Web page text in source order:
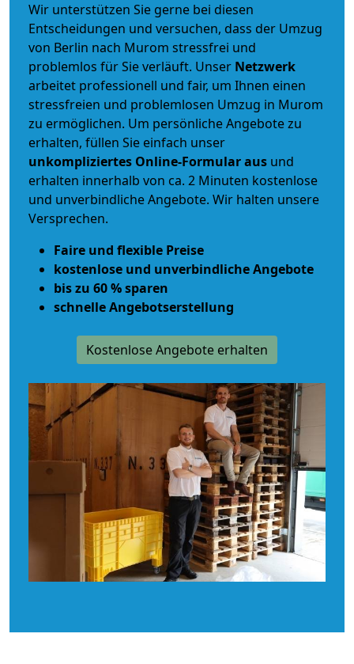
Wir unterstützen Sie gerne bei diesen
Entscheidungen und versuchen, dass der Umzug
von Berlin nach Murom stressfrei und
problemlos für Sie verläuft. Unser Netzwerk
arbeitet professionell und fair, um Ihnen einen
stressfreien und problemlosen Umzug in Murom
zu ermöglichen. Um persönliche Angebote zu
erhalten, füllen Sie einfach unser
unkompliziertes Online-Formular aus und
erhalten innerhalb von ca. 2 Minuten kostenlose
und unverbindliche Angebote. Wir halten unsere
Versprechen.
Faire und flexible Preise
kostenlose und unverbindliche Angebote
bis zu 60 % sparen
schnelle Angebotserstellung
Kostenlose Angebote erhalten